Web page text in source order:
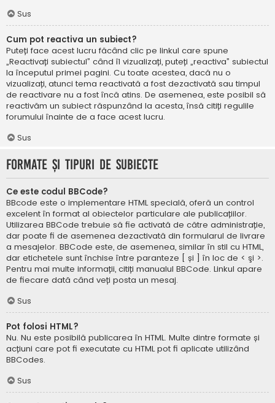
Sus
Cum pot reactiva un subiect?
Puteți face acest lucru făcând clic pe linkul care spune
„Reactivați subiectul” când îl vizualizați, puteți „reactiva” subiectul
la începutul primei pagini. Cu toate acestea, dacă nu o
vizualizați, atunci tema reactivată a fost dezactivată sau timpul
de reactivare nu a fost încă atins. De asemenea, este posibil să
reactivăm un subiect răspunzând la acesta, însă citiți regulile
forumului înainte de a face acest lucru.
Sus
Formate și tipuri de subiecte
Ce este codul BBCode?
BBcode este o implementare HTML specială, oferă un control
excelent în format al obiectelor particulare ale publicațiilor.
Utilizarea BBCode trebuie să fie activată de către administrație,
dar poate fi de asemenea dezactivată din formularul de livrare
a mesajelor. BBCode este, de asemenea, similar în stil cu HTML,
dar etichetele sunt închise între paranteze [ și ] în loc de < şi >.
Pentru mai multe informații, citiți manualul BBCode. Linkul apare
de fiecare dată când veți posta un mesaj.
Sus
Pot folosi HTML?
Nu. Nu este posibilă publicarea în HTML. Multe dintre formate și
acțiuni care pot fi executate cu HTML pot fi aplicate utilizând
BBCodes.
Sus